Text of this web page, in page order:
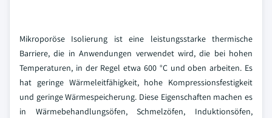
Mikroporöse Isolierung ist eine leistungsstarke thermische
Barriere, die in Anwendungen verwendet wird, die bei hohen
Temperaturen, in der Regel etwa 600 °C und oben arbeiten. Es
hat geringe Wärmeleitfähigkeit, hohe Kompressionsfestigkeit
und geringe Wärmespeicherung. Diese Eigenschaften machen es
in Wärmebehandlungsöfen, Schmelzöfen, Induktionsöfen,